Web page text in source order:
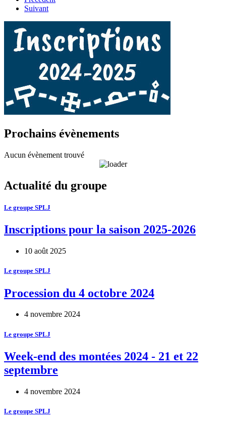
Suivant
Prochains évènements
Aucun évènement trouvé
Actualité du groupe
Le groupe SPLJ
Inscriptions pour la saison 2025-2026
10 août 2025
Le groupe SPLJ
Procession du 4 octobre 2024
4 novembre 2024
Le groupe SPLJ
Week-end des montées 2024 - 21 et 22
septembre
4 novembre 2024
Le groupe SPLJ